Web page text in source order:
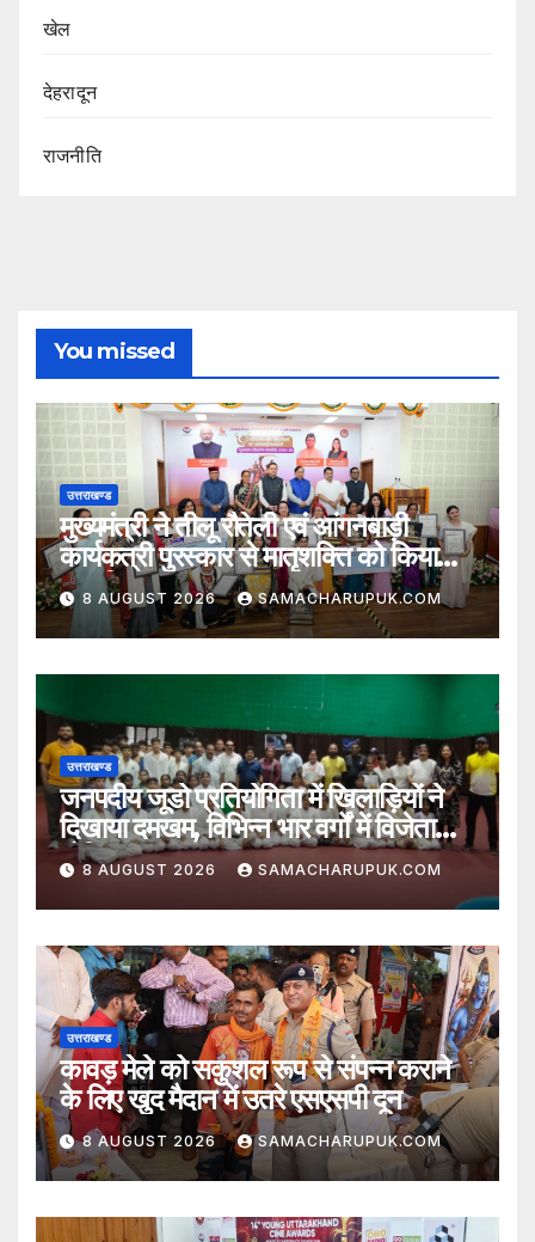
खेल
देहरादून
राजनीति
You missed
उत्तराखण्ड
मुख्यमंत्री ने तीलू रौतेली एवं आंगनबाड़ी
कार्यकत्री पुरस्कार से मातृशक्ति को किया
सम्मानित
8 AUGUST 2026 SAMACHARUPUK.COM
उत्तराखण्ड
जनपदीय जूडो प्रतियोगिता में खिलाड़ियों ने
दिखाया दमखम, विभिन्न भार वर्गों में विजेता
घोषित
8 AUGUST 2026 SAMACHARUPUK.COM
उत्तराखण्ड
कावड़ मेले को सकुशल रूप से संपन्न कराने
के लिए खुद मैदान में उतरे एसएसपी दून
8 AUGUST 2026 SAMACHARUPUK.COM